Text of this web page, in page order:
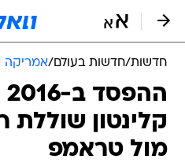
חדשות/חדשות בעולם/אמריקה
קלינטון שוללת
מול טראמפ